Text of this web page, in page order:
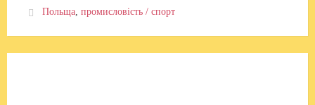
Польща, промисловість / спорт